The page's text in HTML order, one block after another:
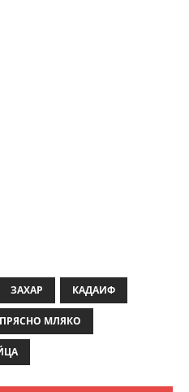
ЗАХАР КАДАИФ
ПРЯСНО МЛЯКО